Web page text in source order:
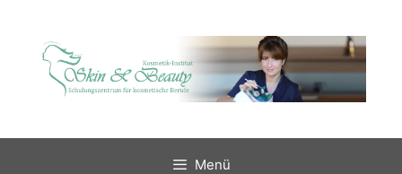
springen
Menü